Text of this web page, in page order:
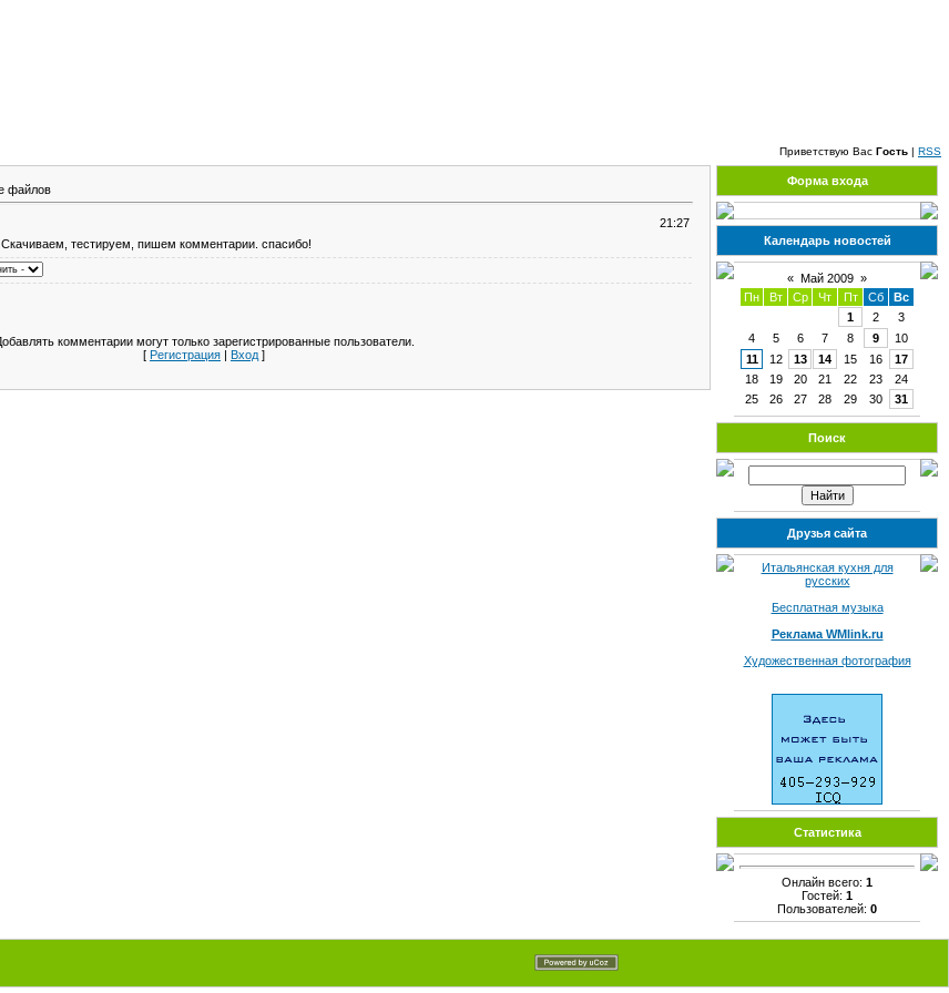
Приветствую Вас Гость | RSS
файлов
21:27
тестируем, пишем комментарии. спасибо!
комментарии могут только зарегистрированные пользователи.
[ Регистрация | Вход ]
Форма входа
Календарь новостей
« Май 2009 »
Пн
Вт Ср Чт Пт Сб
Вс
1
2
3
4
5 6 7 8 9
10
11
12 13 14 15 16
17
18
19 20 21 22 23
24
25
26 27 28 29 30 31
Поиск
Друзья сайта
Итальянская кухня для
русских
Бесплатная музыка
Реклама WMlink.ru
Художественная фотография
Статистика
Онлайн всего: 1
Гостей: 1
Пользователей: 0